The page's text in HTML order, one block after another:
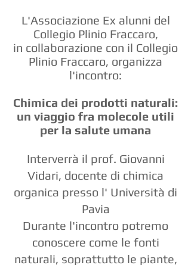
L'Associazione Ex alunni del
Collegio Plinio Fraccaro,
in collaborazione con il Collegio
Plinio Fraccaro, organizza
l'incontro:
Chimica dei prodotti naturali:
un viaggio fra molecole utili
per la salute umana
Interverrà il prof. Giovanni
Vidari, docente di chimica
organica presso l' Università di
Pavia
Durante l'incontro potremo
conoscere come le fonti
naturali, soprattutto le piante,